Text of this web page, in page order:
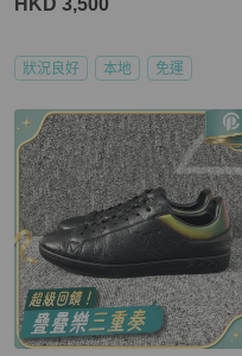
狀況良好 本地 免運